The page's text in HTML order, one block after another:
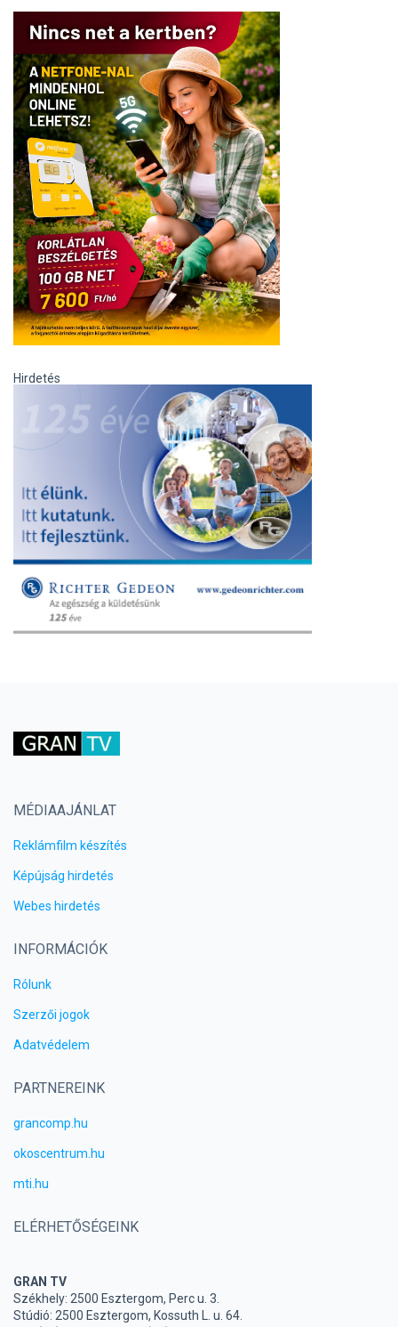
Hirdetés
MÉDIAAJÁNLAT
Reklámfilm készítés
Képújság hirdetés
Webes hirdetés
INFORMÁCIÓK
Rólunk
Szerzői jogok
Adatvédelem
PARTNEREINK
grancomp.hu
okoscentrum.hu
mti.hu
ELÉRHETŐSÉGEINK
GRAN TV
Székhely: 2500 Esztergom, Perc u. 3.
Stúdió: 2500 Esztergom, Kossuth L. u. 64.